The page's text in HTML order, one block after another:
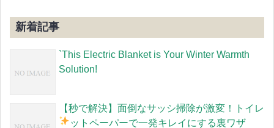
新着記事
`This Electric Blanket is Your Winter Warmth
Solution!
【秒で解決】面倒なサッシ掃除が激変！トイレ
ットペーパーで一発キレイにする裏ワザ